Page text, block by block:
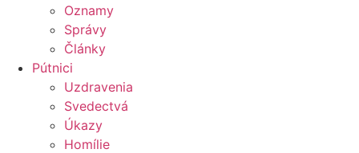
Oznamy
Správy
Články
Pútnici
Uzdravenia
Svedectvá
Úkazy
Homílie